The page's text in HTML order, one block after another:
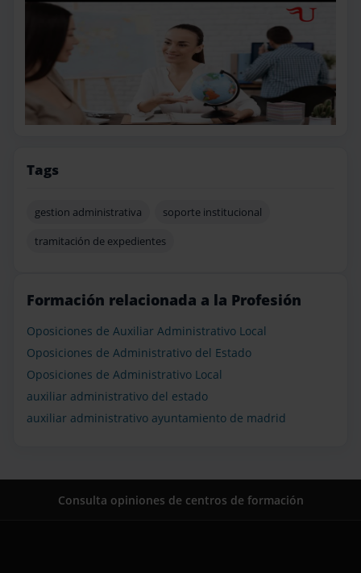
Tags
gestion administrativa
soporte institucional
tramitación de expedientes
Formación relacionada a la Profesión
Oposiciones de Auxiliar Administrativo Local
Oposiciones de Administrativo del Estado
Oposiciones de Administrativo Local
auxiliar administrativo del estado
auxiliar administrativo ayuntamiento de madrid
Consulta opiniones de centros de formación